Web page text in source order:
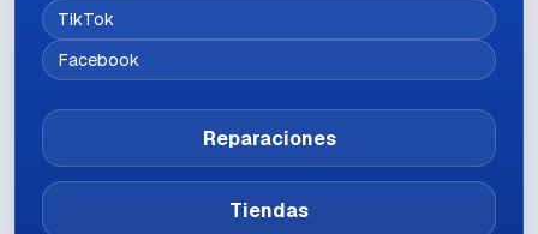
TikTok
Facebook
Reparaciones
Tiendas